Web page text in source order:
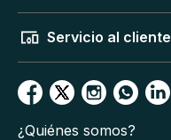
Servicio al cliente
¿Quiénes somos?